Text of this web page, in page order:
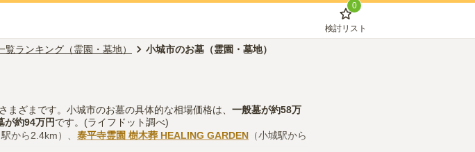
0
検討リスト
ランキング（霊園・墓地） 小城市のお墓（霊園・墓地）
ざまです。小城市のお墓の具体的な相場価格は、 一般墓が約58万
が約94万円です。(ライフドット調べ)
駅から2.4km）、 泰平寺霊園 樹木葬 HEALING GARDEN （小城駅から